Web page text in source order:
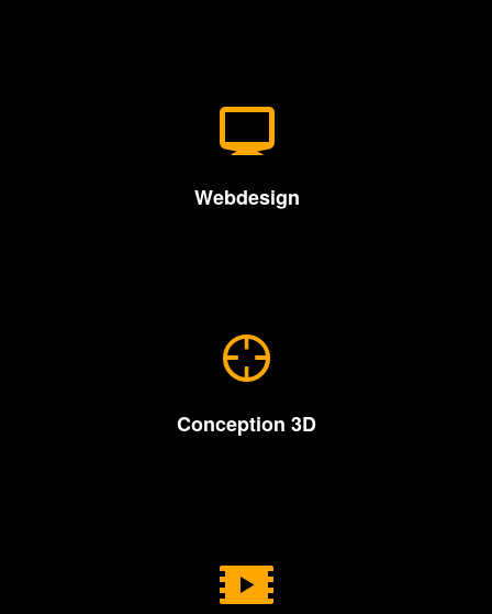
Webdesign
• Layout web
• Newsletters
Conception 3D
• Modélisation
• Motion design
• Incrustations vidéo